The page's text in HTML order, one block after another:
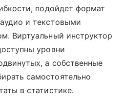
подойдет формат
и текстовыми
Виртуальный инструктор
уровни
а собственные
самостоятельно
в статистике.